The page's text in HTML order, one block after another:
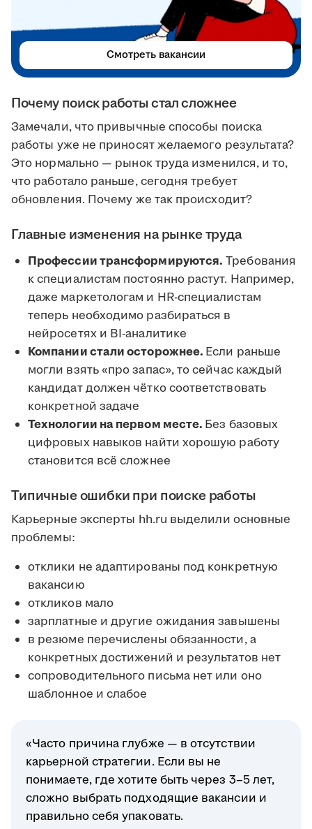
Почему поиск работы стал сложнее
Замечали, что привычные способы поиска
работы уже не приносят желаемого результата?
Это нормально — рынок труда изменился, и то,
что работало раньше, сегодня требует
обновления. Почему же так происходит?
Главные изменения на рынке труда
Профессии трансформируются. Требования
к специалистам постоянно растут. Например,
даже маркетологам и HR-специалистам
теперь необходимо разбираться в
нейросетях и BI-аналитике
Компании стали осторожнее. Если раньше
могли взять «про запас», то сейчас каждый
кандидат должен чётко соответствовать
конкретной задаче
Технологии на первом месте. Без базовых
цифровых навыков найти хорошую работу
становится всё сложнее
Типичные ошибки при поиске работы
Карьерные эксперты hh.ru выделили основные
проблемы:
отклики не адаптированы под конкретную
вакансию
откликов мало
зарплатные и другие ожидания завышены
в резюме перечислены обязанности, а
конкретных достижений и результатов нет
сопроводительного письма нет или оно
шаблонное и слабое
«Часто причина глубже — в отсутствии
карьерной стратегии. Если вы не
понимаете, где хотите быть через 3–5 лет,
сложно выбрать подходящие вакансии и
правильно себя упаковать.
Смотреть вакансии